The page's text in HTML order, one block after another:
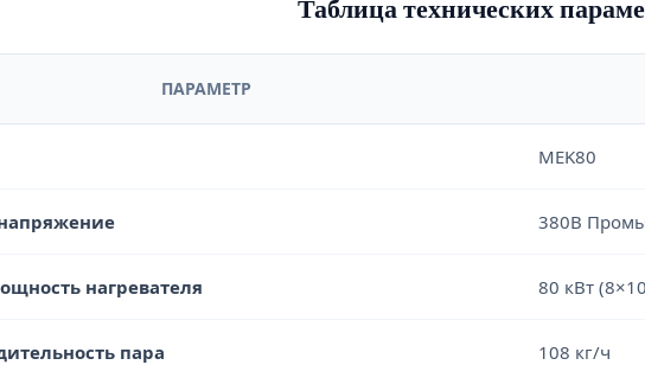
Таблица технических
ПАРАМЕТР
MEK80
380В
нагревателя 80 кВт
пара 108 кг/ч